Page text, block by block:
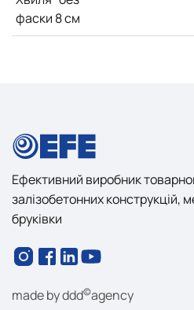
фаски 8 см
Ефективний виробник
залізобетонних конструкцій,
бруківки
made byddd©agency